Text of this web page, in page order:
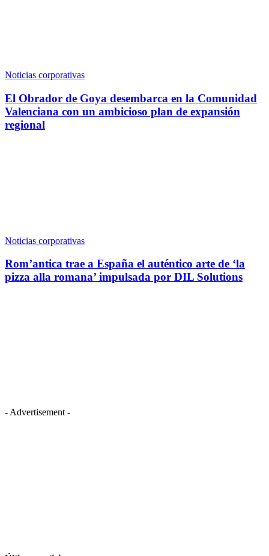
Noticias corporativas
El Obrador de Goya desembarca en la Comunidad
Valenciana con un ambicioso plan de expansión
regional
Noticias corporativas
Rom’antica trae a España el auténtico arte de ‘la
pizza alla romana’ impulsada por DIL Solutions
- Advertisement -